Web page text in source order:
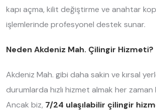
kapı açma, kilit değiştirme ve anahtar
işlemlerinde profesyonel destek sunar.
Neden Akdeniz Mah. Çilingir Hizmeti?
Akdeniz Mah. gibi daha sakin ve kırsal
durumlarda hızlı hizmet almak her
Ancak biz, 7/24 ulaşılabilir çilingir